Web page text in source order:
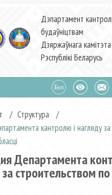
Дэпартамент
будаўніцтвам
Дзяржаўнага
Рэспублікі Беларусь
/ Структура
/
кантролю і нагляду
Департамента
строительством